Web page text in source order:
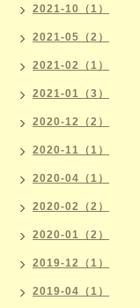
2021-10（1）
2021-05（2）
2021-02（1）
2021-01（3）
2020-12（2）
2020-11（1）
2020-04（1）
2020-02（2）
2020-01（2）
2019-12（1）
2019-04（1）